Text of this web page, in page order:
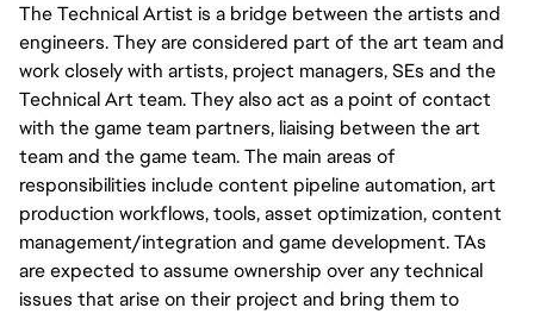
The Technical Artist is a bridge between the artists and
engineers. They are considered part of the art team and
work closely with artists, project managers, SEs and the
Technical Art team. They also act as a point of contact
with the game team partners, liaising between the art
team and the game team. The main areas of
responsibilities include content pipeline automation, art
production workflows, tools, asset optimization, content
management/integration and game development. TAs
are expected to assume ownership over any technical
issues that arise on their project and bring them to